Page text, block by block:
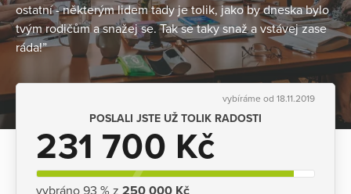
ostatní - některým lidem tady je tolik, jako by dneska bylo
tvým rodičům a snažej se. Tak se taky snaž a vstávej zase
ráda!”
vybíráme od 18.11.2019
POSLALI JSTE UŽ TOLIK RADOSTI
231 700 Kč
vybráno 93 % z 250 000 Kč